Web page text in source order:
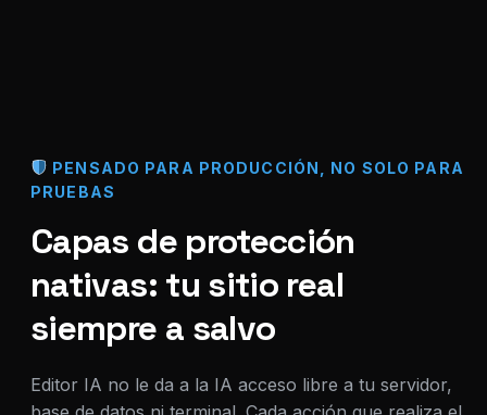
PENSADO PARA PRODUCCIÓN, NO SOLO PARA
PRUEBAS
Capas de protección
nativas: tu sitio real
siempre a salvo
Editor IA no le da a la IA acceso libre a tu servidor,